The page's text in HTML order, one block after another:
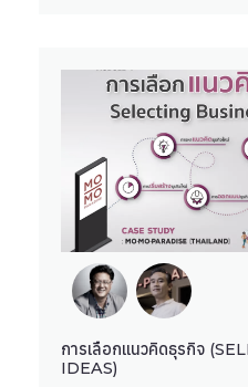
การเลือกแนวคิดธุรกิจ
IDEAS)